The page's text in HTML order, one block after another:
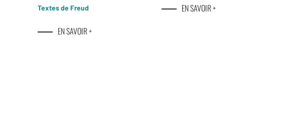
Textes de Freud
EN SAVOIR +
EN SAVOIR +